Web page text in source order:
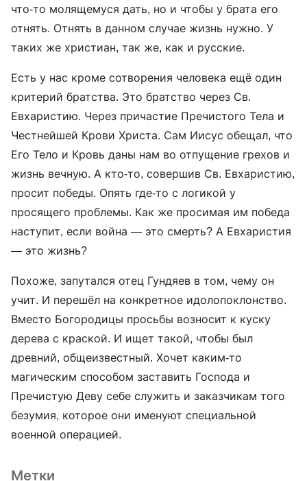
что-то молящемуся дать, но и чтобы у брата его
отнять. Отнять в данном случае жизнь нужно. У
таких же христиан, так же, как и русские.
Есть у нас кроме сотворения человека ещё один
критерий братства. Это братство через Св.
Евхаристию. Через причастие Пречистого Тела и
Честнейшей Крови Христа. Сам Иисус обещал, что
Его Тело и Кровь даны нам во отпущение грехов и
жизнь вечную. А кто-то, совершив Св. Евхаристию,
просит победы. Опять где-то с логикой у
просящего проблемы. Как же просимая им победа
наступит, если война — это смерть? А Евхаристия
— это жизнь?
Похоже, запутался отец Гундяев в том, чему он
учит. И перешёл на конкретное идолопоклонство.
Вместо Богородицы просьбы возносит к куску
дерева с краской. И ищет такой, чтобы был
древний, общеизвестный. Хочет каким-то
магическим способом заставить Господа и
Пречистую Деву себе служить и заказчикам того
безумия, которое они именуют специальной
военной операцией.
Метки